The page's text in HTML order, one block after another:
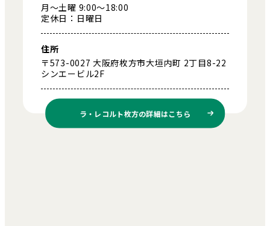
月～土曜 9:00～18:00
定休日：日曜日
住所
〒573-0027 大阪府枚方市大垣内町 2丁目8-22
シンエービル2F
ラ・レコルト枚方の詳細はこちら